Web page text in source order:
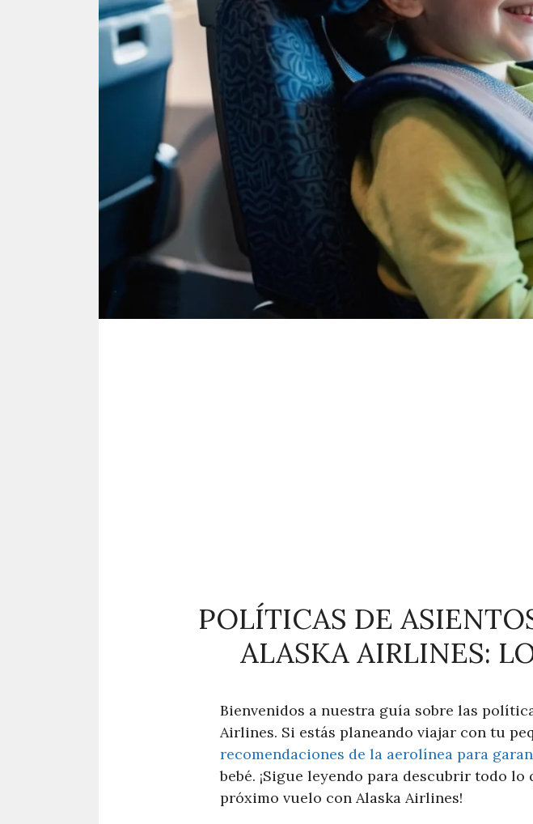
POLÍTICAS DE
ALASKA AIRLINES:
Bienvenidos a nuestra guía sobre las
Airlines. Si estás planeando viajar con tu
recomendaciones de la aerolínea para
bebé. ¡Sigue leyendo para descubrir todo
próximo vuelo con Alaska Airlines!